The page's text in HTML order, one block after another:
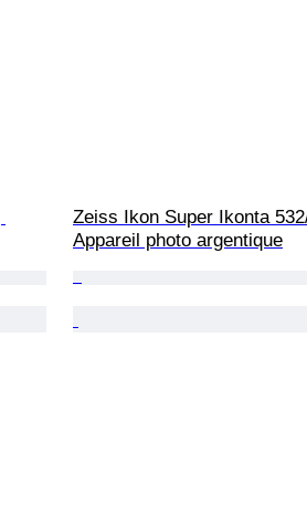
Zeiss Ikon Super Ikonta
Appareil photo argentique